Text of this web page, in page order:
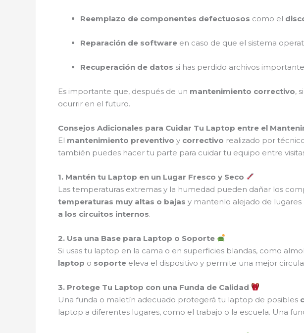
Reemplazo de componentes defectuosos como el
Reparación de software en caso de que el sistema
Recuperación de datos si has perdido archivos
Es importante que, después de un mantenimiento correctivo,
ocurrir en el futuro.
Consejos Adicionales para Cuidar Tu Laptop entre el
El mantenimiento preventivo y correctivo realizado por
también puedes hacer tu parte para cuidar tu equipo entre
1. Mantén tu Laptop en un Lugar Fresco y Seco
Las temperaturas extremas y la humedad pueden dañar los
temperaturas muy altas o bajas y mantenlo alejado de lugares
a los circuitos internos.
2. Usa una Base para Laptop o Soporte
Si usas tu laptop en la cama o en superficies blandas, como
laptop o soporte eleva el dispositivo y permite una mejor
3. Protege Tu Laptop con una Funda de Calidad
Una funda o maletín adecuado protegerá tu laptop de posibles
laptop a diferentes lugares, como el trabajo o la escuela. Una